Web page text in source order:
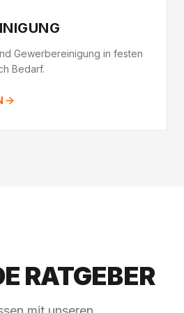
Gewerbereinigung in festen
Bedarf.
RATGEBER